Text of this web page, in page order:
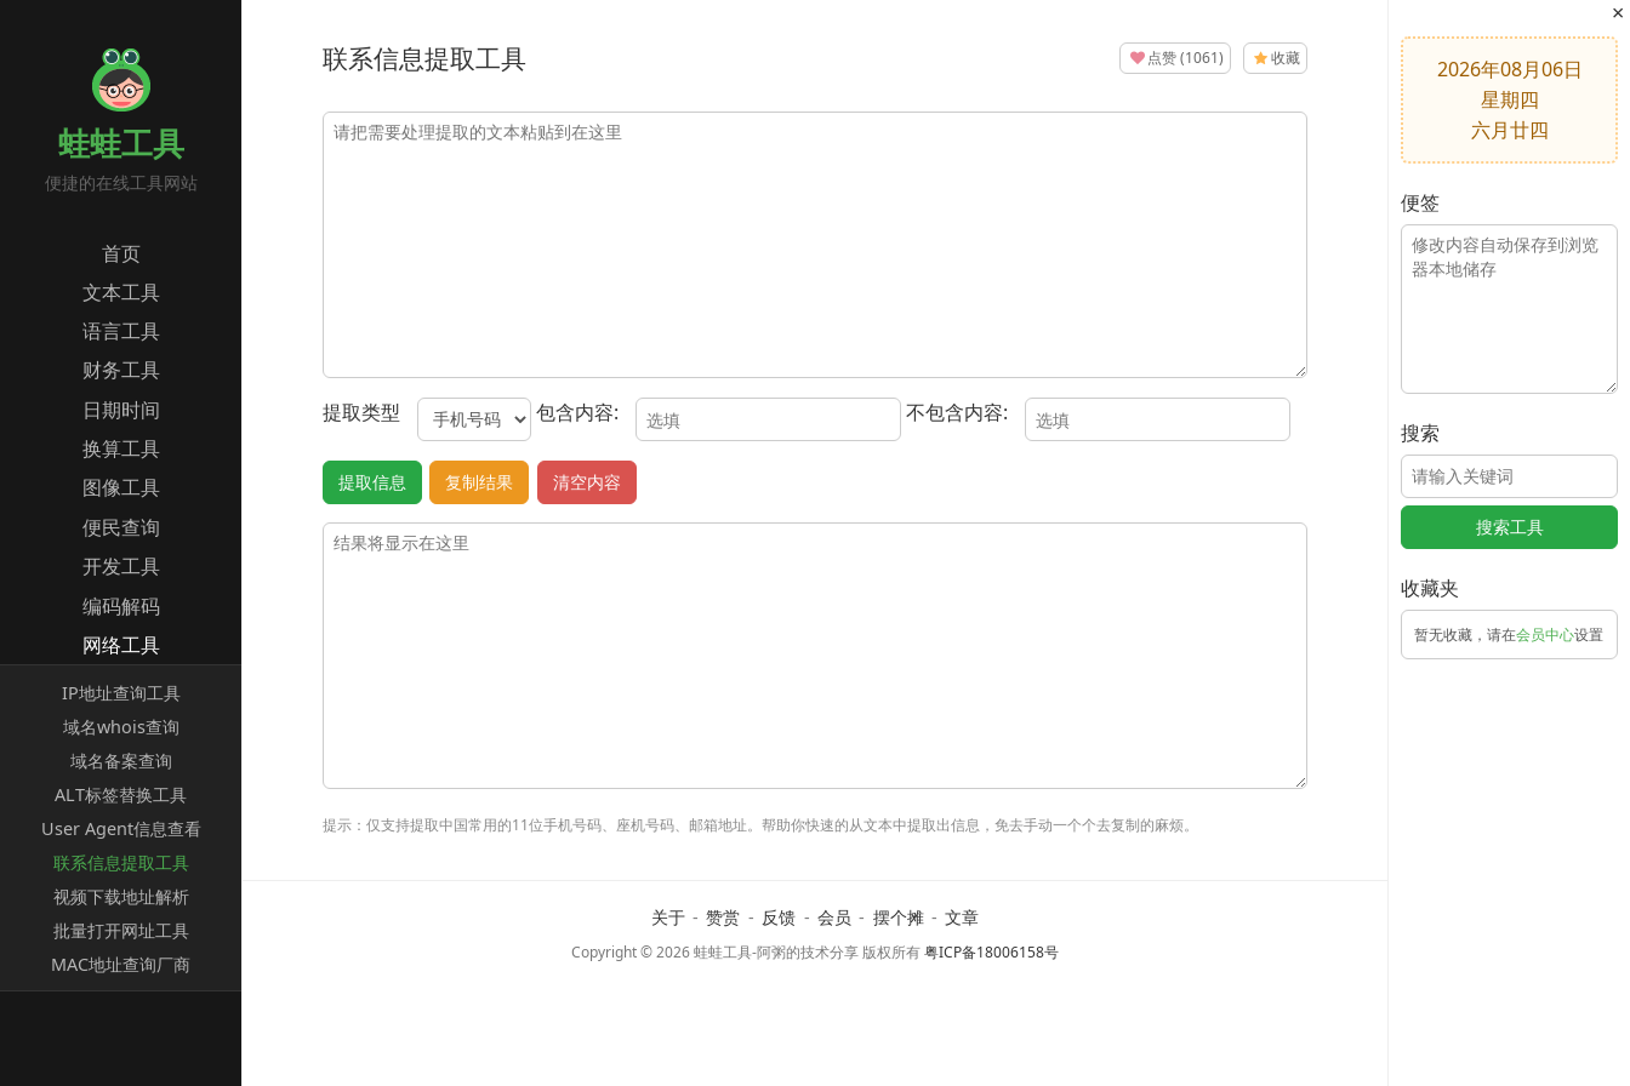
蛙蛙工具
便捷的在线工具网站
首页
文本工具
语言工具
财务工具
日期时间
换算工具
图像工具
便民查询
开发工具
编码解码
网络工具
IP地址查询工具
域名whois查询
域名备案查询
ALT标签替换工具
User Agent信息查看
联系信息提取工具
视频下载地址解析
批量打开网址工具
MAC地址查询厂商
联系信息提取工具 点赞(1061) 收藏
提取类型 包含内容: 不包含内容:
提示：仅支持提取中国常用的11位手机号码、座机号码、邮箱地址。帮助你快速的从文本中提取出信息，免去手动一个个去复制的麻烦。
关于 - 赞赏 - 反馈 - 会员 - 摆个摊 - 文章
Copyright © 2026 蛙蛙工具-阿粥的技术分享 版权所有粤ICP备18006158号
2026年08月06日
星期四
六月廿四
便签
搜索
搜索工具
收藏夹
暂无收藏，请在会员中心设置
×